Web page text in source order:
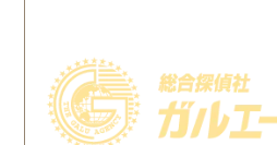
とはしょっちゅうです。次
の休みも休日出勤と称して
家を空けているので、この
日に証拠集めをお願いしま